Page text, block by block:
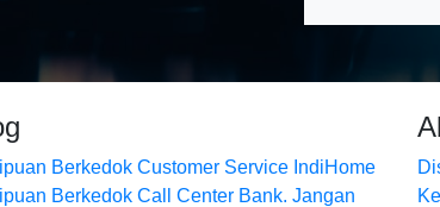
Berkedok Customer Service IndiHome
Berkedok Call Center Bank. Jangan